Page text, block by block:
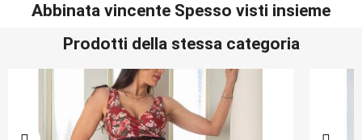
Abbinata vincente Spesso visti insieme
Prodotti della stessa categoria